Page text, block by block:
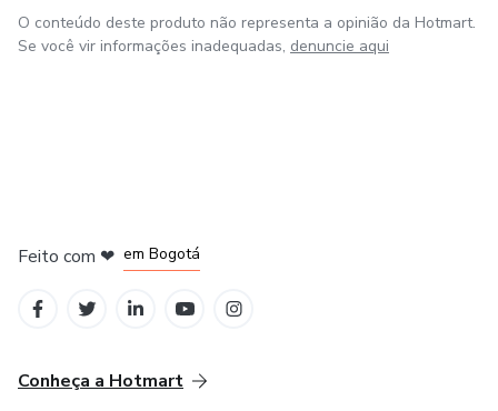
O conteúdo deste produto não representa a opinião da Hotmart.
Se você vir informações inadequadas, denuncie aqui
Feito com ❤ em Bogotá
Conheça a Hotmart